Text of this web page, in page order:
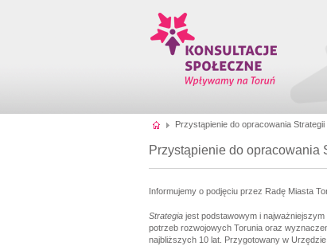
Przystąpienie do opracowania
Przystąpienie do opracowania
Informujemy o podjęciu przez Radę Miasta
Strategia jest podstawowym i
potrzeb rozwojowych Torunia oraz
najbliższych 10 lat. Przygotowany w